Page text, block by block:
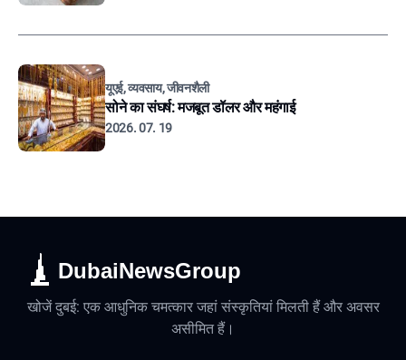
यूएई, व्यवसाय, जीवनशैली
सोने का संघर्ष: मजबूत डॉलर और महंगाई
2026. 07. 19
DubaiNewsGroup
खोजें दुबई: एक आधुनिक चमत्कार जहां संस्कृतियां मिलती हैं और अवसर
असीमित हैं।